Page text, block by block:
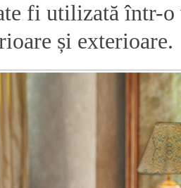
fi utilizată într-o
și exterioare.